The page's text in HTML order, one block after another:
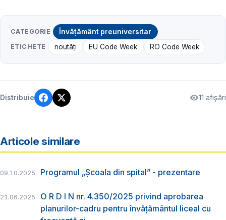
CATEGORIE Învățământ preuniversitar
ETICHETE noutăți EU Code Week RO Code Week
Distribuie 11 afișări
Articole similare
09.10.2025 Programul „Școala din spital” - prezentare
21.06.2025
O R D I N nr. 4.350/2025 privind aprobarea
planurilor-cadru pentru învățământul liceal cu